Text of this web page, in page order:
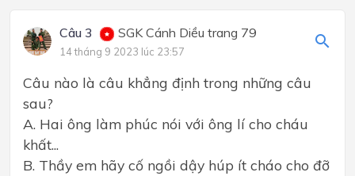
Câu 3 SGK Cánh Diều trang 79
14 tháng 9 2023 lúc 23:57
Câu nào là câu khẳng định trong những câu
sau?
A. Hai ông làm phúc nói với ông lí cho cháu
khất...
B. Thầy em hãy cố ngồi dậy húp ít cháo cho đỡ